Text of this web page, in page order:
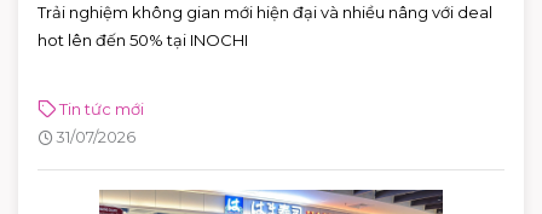
Trải nghiệm không gian mới hiện đại và nhiều nâng với deal
hot lên đến 50% tại INOCHI
Tin tức mới
31/07/2026